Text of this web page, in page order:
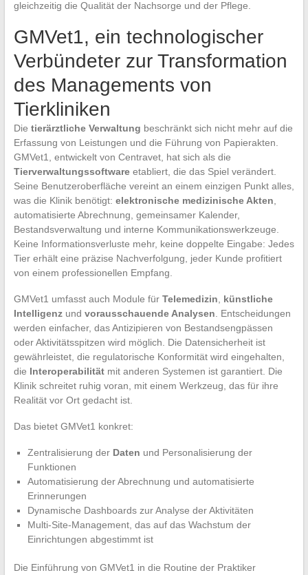
gleichzeitig die Qualität der Nachsorge und der Pflege.
GMVet1, ein technologischer
Verbündeter zur Transformation
des Managements von
Tierkliniken
Die tierärztliche Verwaltung beschränkt sich nicht mehr auf die
Erfassung von Leistungen und die Führung von Papierakten.
GMVet1, entwickelt von Centravet, hat sich als die
Tierverwaltungssoftwareetabliert, die das Spiel verändert.
Seine Benutzeroberfläche vereint an einem einzigen Punkt alles,
was die Klinik benötigt: elektronische medizinische Akten
automatisierte Abrechnung, gemeinsamer Kalender,
Bestandsverwaltung und interne Kommunikationswerkzeuge.
Keine Informationsverluste mehr, keine doppelte Eingabe: Jedes
Tier erhält eine präzise Nachverfolgung, jeder Kunde profitiert
von einem professionellen Empfang.
GMVet1 umfasst auch Module für Telemedizin
künstliche
Intelligenzund vorausschauende Analysen . Entscheidungen
werden einfacher, das Antizipieren von Bestandsengpässen
oder Aktivitätsspitzen wird möglich. Die Datensicherheit ist
gewährleistet, die regulatorische Konformität wird eingehalten,
die Interoperabilitätmit anderen Systemen ist garantiert. Die
Klinik schreitet ruhig voran, mit einem Werkzeug, das für ihre
Realität vor Ort gedacht ist.
Das bietet GMVet1 konkret:
Zentralisierung der Daten und Personalisierung der
Funktionen
Automatisierung der Abrechnung und automatisierte
Erinnerungen
Dynamische Dashboards zur Analyse der Aktivitäten
Multi-Site-Management, das auf das Wachstum der
Einrichtungen abgestimmt ist
Die Einführung von GMVet1 in die Routine der Praktiker